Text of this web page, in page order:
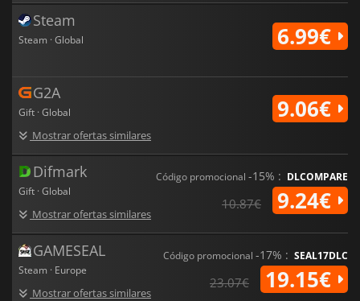
Steam
Steam · Global 6.99€
G2A
Gift · Global
Mostrar ofertas similares
9.06€
Difmark
Gift · Global
Mostrar ofertas similares
Código promocional -15% : DLCOMPARE
10.87€ 9.24€
GAMESEAL
Steam · Europe
Mostrar ofertas similares
Código promocional -17% : SEAL17DLC
23.07€ 19.15€